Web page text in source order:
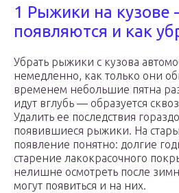
1 Рыжики на
появляются и как
Убрать рыжики с кузова
немедленно, как только они
временем небольшие пятна
идут вглубь — образуется
Удалить ее последствия
появившиеся рыжики. На
появление понятно: долгие
старение лакокрасочного
нелишне осмотреть после
могут появиться и на них.